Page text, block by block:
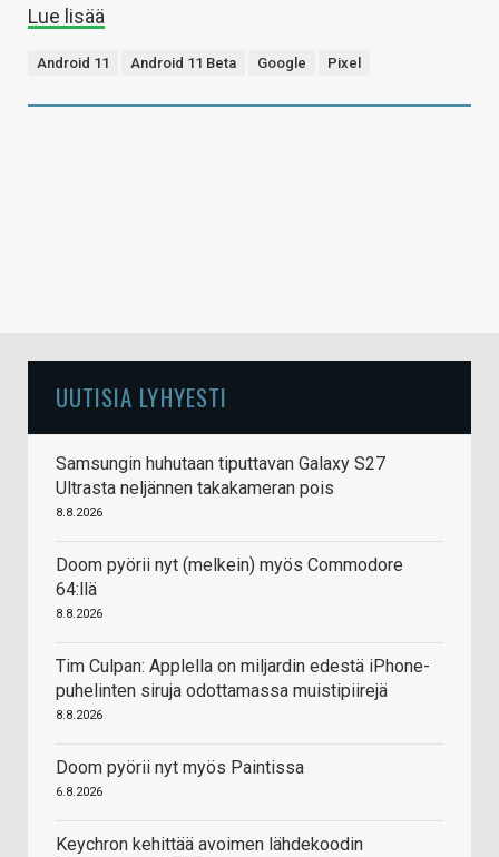
Lue lisää
Android 11 Android 11 Beta Google Pixel
UUTISIA LYHYESTI
Samsungin huhutaan tiputtavan Galaxy S27
Ultrasta neljännen takakameran pois
8.8.2026
Doom pyörii nyt (melkein) myös Commodore
64:llä
8.8.2026
Tim Culpan: Applella on miljardin edestä iPhone-
puhelinten siruja odottamassa muistipiirejä
8.8.2026
Doom pyörii nyt myös Paintissa
6.8.2026
Keychron kehittää avoimen lähdekoodin